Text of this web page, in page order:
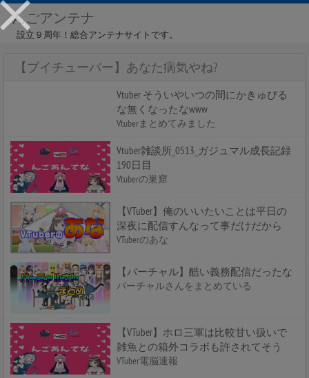
んごアンテナ
設立９周年！総合アンテナサイトです。
【ブイチューバー】あなた病気やね?
Vtuber そういやいつの間にかきゅぴる
な無くなったなwww
Vtuberまとめてみました
Vtuber雑談所_0513_ガジュマル成長記録
190日目
Vtuberの巣窟
【VTuber】俺のいいたいことは平日の
深夜に配信すんなって事だけだから
VTuberのあな
【バーチャル】酷い義務配信だったな
バーチャルさんをまとめている
【VTuber】ホロ三軍は比較甘い扱いで
雑魚との箱外コラボも許されてそう
VTuber電脳速報